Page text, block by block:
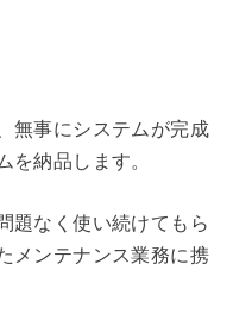
無事にシステムが完成
を納品します。
題なく使い続けてもら
メンテナンス業務に携